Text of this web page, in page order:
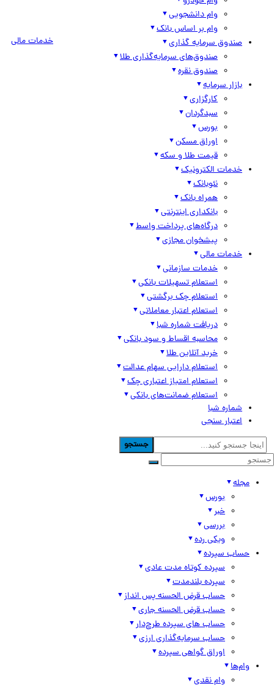
وام دانشجویی
وام بر اساس بانک
صندوق سرمایه گذاری
صندوق‌های سرمایه‌گذاری طلا
صندوق نقره
بازار سرمایه
کارگزاری
سبدگردان
بورس
اوراق مسکن
قیمت طلا و سکه
خدمات الکترونیک
نئوبانک
همراه بانک
بانکداری اینترنتی
درگاه‌های پرداخت واسط
پیشخوان مجازی
خدمات مالی
خدمات سازمانی
استعلام تسهیلات بانکی
استعلام چک برگشتی
استعلام اعتبار معاملاتی
دریافت شماره شبا
محاسبه اقساط و سود بانکی
خرید آنلاین طلا
استعلام دارایی سهام عدالت
استعلام امتیاز اعتباری چک
استعلام ضمانت‌های بانکی
شماره شبا
اعتبار سنجی
خدمات مالی
جستجو
مجله
بورس
خبر
بررسی
ویکی رده
حساب سپرده
سپرده کوتاه مدت عادی
سپرده بلندمدت
حساب قرض الحسنه پس انداز
حساب قرض الحسنه جاری
حساب های سپرده طرح‌دار
حساب سرمایه‌گذاری ارزی
اوراق گواهی سپرده
وام‌ها
وام نقدی